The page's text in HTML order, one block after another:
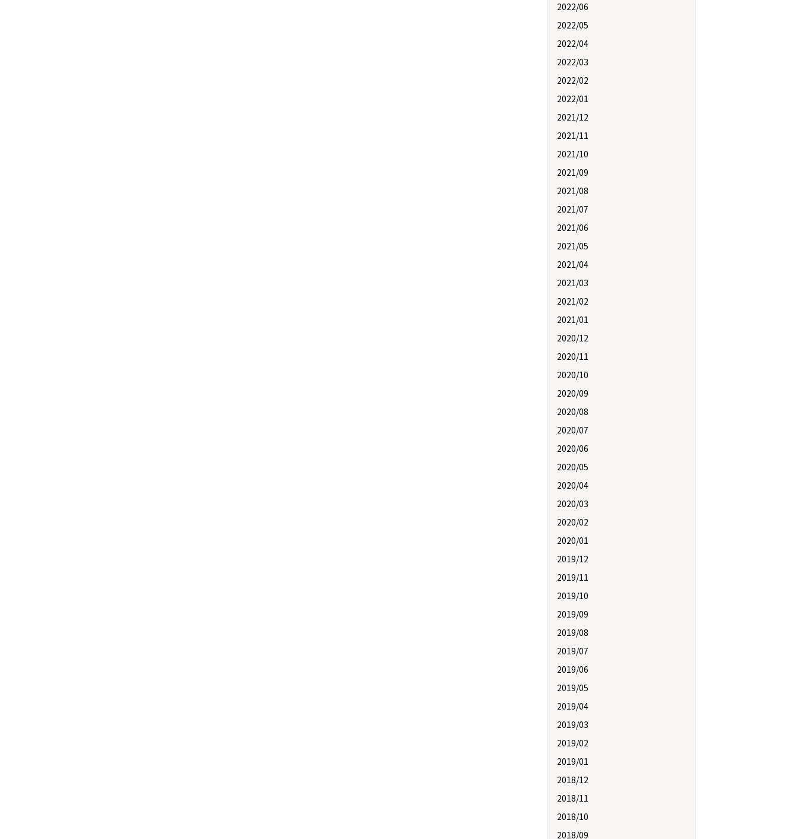
2022/06
2022/05
2022/04
2022/03
2022/02
2022/01
2021/12
2021/11
2021/10
2021/09
2021/08
2021/07
2021/06
2021/05
2021/04
2021/03
2021/02
2021/01
2020/12
2020/11
2020/10
2020/09
2020/08
2020/07
2020/06
2020/05
2020/04
2020/03
2020/02
2020/01
2019/12
2019/11
2019/10
2019/09
2019/08
2019/07
2019/06
2019/05
2019/04
2019/03
2019/02
2019/01
2018/12
2018/11
2018/10
2018/09